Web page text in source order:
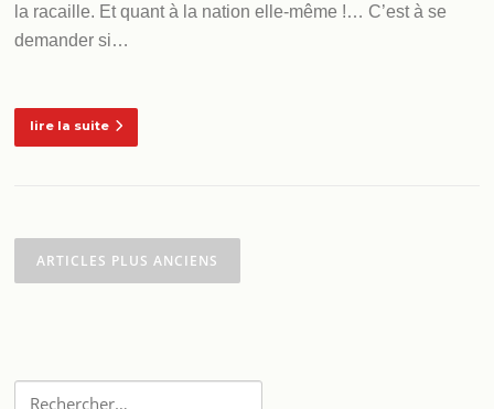
la racaille. Et quant à la nation elle-même !… C’est à se
demander si…
lire la suite
des
articles
ARTICLES PLUS ANCIENS